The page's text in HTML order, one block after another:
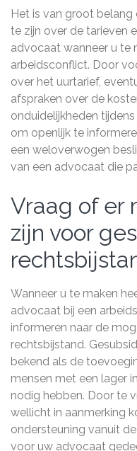
Het is van groot
te zijn over de tarieven
advocaat wanneer u te
arbeidsconflict. Door
over het uurtarief,
afspraken over de
onduidelijkheden
om openlijk te
een weloverwogen
van een advocaat die
Vraag of er
zijn voor
Wanneer u te maken
advocaat bij een
informeren naar de
rechtsbijstand.
bekend als de
mensen met een lager
nodig hebben. Door te
wellicht in aanmerking
ondersteuning vanuit
voor uw advocaat